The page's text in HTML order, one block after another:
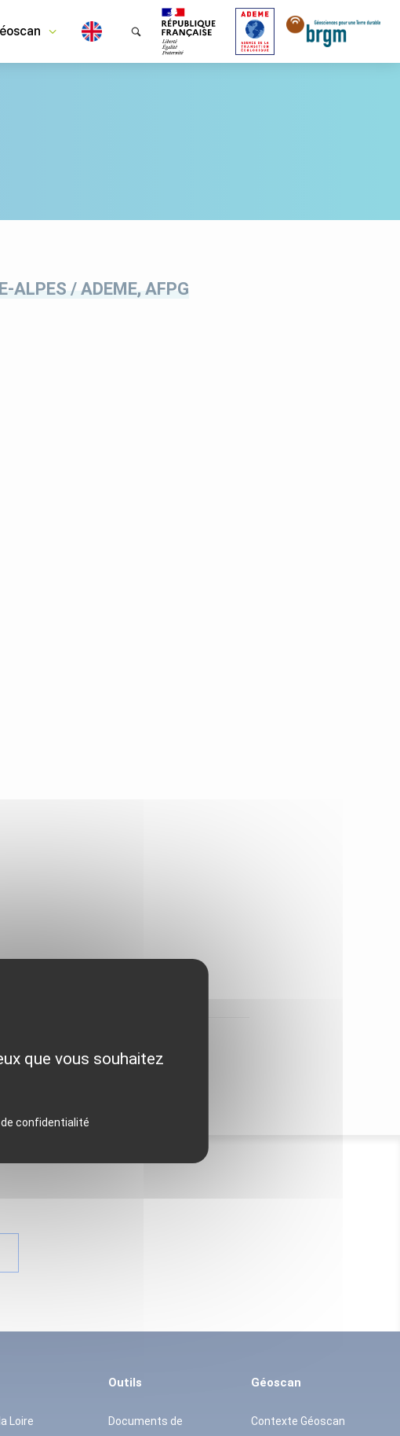
ALPES / ADEME, AFPG
Loire
Outils
Documents de
Géoscan
Contexte Géoscan
que vous souhaitez
de confidentialité